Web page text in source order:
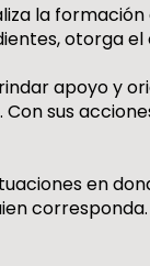
la
otorga el
apoyo y
sus
en
corresponda.